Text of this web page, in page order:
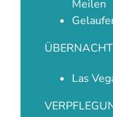
Meilen
Las